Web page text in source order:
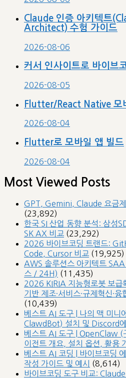
Claude 인증 아키텍트
Architect) 수험 가이드
2026-08-06
커서 인사이트로 바이브
2026-08-05
Flutter/React Native 모
2026-08-04
Flutter로 모바일 앱 빌드
2026-08-04
Most Viewed Posts
GPT, Gemini, Claude 요금
(23,892)
한국 SI 산업 동향 분석: 삼성
SK AX 비교 (23,292)
2026 바이브코딩 트랜드:
Code, Cursor 비교 (19,925)
AWS 솔루션스 아키텍트
스 / 24H) (11,435)
2026 KIRIA 지능형로봇 보급
기반 제조·서비스·규제혁신·
(10,439)
베스트 AI 도구 | 나의 맥 미니
ClawdBot) 설치 및 Discord
베스트 AI 도구 | OpenClaw (
이전트 개요, 설치 옵션, 활용
베스트 AI 코딩 | 바이브코딩
작성 가이드 및 예시
(8,614)
바이브코딩 도구 비교: